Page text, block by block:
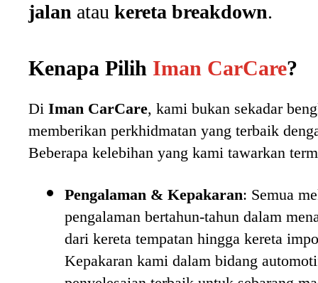
jalan atau kereta breakdown.
Kenapa Pilih Iman CarCare?
Di Iman CarCare, kami bukan sekadar
memberikan perkhidmatan yang terbaik
Beberapa kelebihan yang kami tawarkan
Pengalaman & Kepakaran: Semua
pengalaman bertahun-tahun dalam
dari kereta tempatan hingga kereta
Kepakaran kami dalam bidang